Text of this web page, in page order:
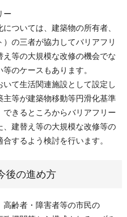
ー
ついては、建築物の所有者、
の三者が協力してバリアフリ
等の大規模な改修の機会でな
のケースもあります。
て生活関連施設として設定し
主等が建築物移動等円滑化基準
きるところからバリアフリー
建替え等の大規模な改修等の
するよう検討を行います。
後の進め方
齢者・障害者等の市民の